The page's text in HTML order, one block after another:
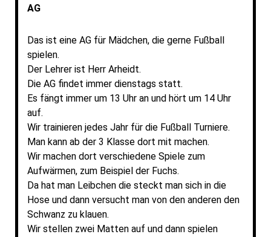
AG
Das ist eine AG für Mädchen, die gerne Fußball
spielen.
Der Lehrer ist Herr Arheidt.
Die AG findet immer dienstags statt.
Es fängt immer um 13 Uhr an und hört um 14 Uhr
auf.
Wir trainieren jedes Jahr für die Fußball Turniere.
Man kann ab der 3 Klasse dort mit machen.
Wir machen dort verschiedene Spiele zum
Aufwärmen, zum Beispiel der Fuchs.
Da hat man Leibchen die steckt man sich in die
Hose und dann versucht man von den anderen den
Schwanz zu klauen.
Wir stellen zwei Matten auf und dann spielen